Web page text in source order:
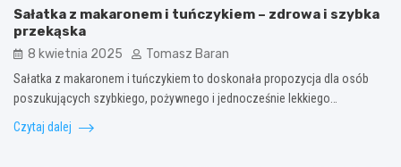
Sałatka z makaronem i tuńczykiem – zdrowa i szybka
przekąska
8 kwietnia 2025 Tomasz Baran
Sałatka z makaronem i tuńczykiem to doskonała propozycja dla osób
poszukujących szybkiego, pożywnego i jednocześnie lekkiego…
Czytaj dalej